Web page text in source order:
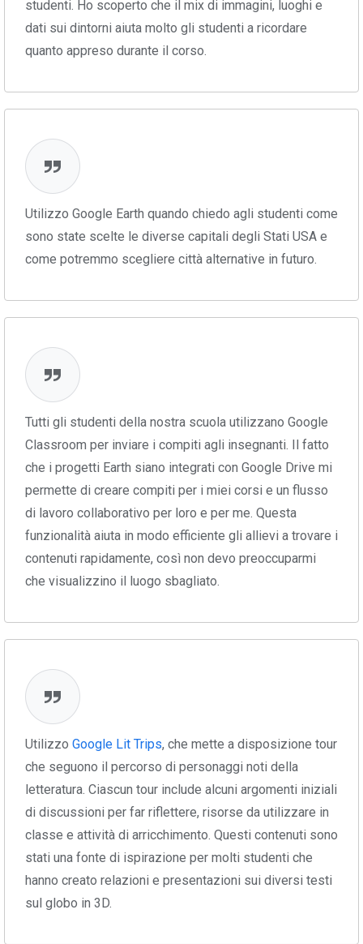
studenti. Ho scoperto che il mix di immagini, luoghi e
dati sui dintorni aiuta molto gli studenti a ricordare
quanto appreso durante il corso.
Utilizzo Google Earth quando chiedo agli studenti come
sono state scelte le diverse capitali degli Stati USA e
come potremmo scegliere città alternative in futuro.
Tutti gli studenti della nostra scuola utilizzano Google
Classroom per inviare i compiti agli insegnanti. Il fatto
che i progetti Earth siano integrati con Google Drive mi
permette di creare compiti per i miei corsi e un flusso
di lavoro collaborativo per loro e per me. Questa
funzionalità aiuta in modo efficiente gli allievi a trovare i
contenuti rapidamente, così non devo preoccuparmi
che visualizzino il luogo sbagliato.
Utilizzo Google Lit Trips, che mette a disposizione tour
che seguono il percorso di personaggi noti della
letteratura. Ciascun tour include alcuni argomenti iniziali
di discussioni per far riflettere, risorse da utilizzare in
classe e attività di arricchimento. Questi contenuti sono
stati una fonte di ispirazione per molti studenti che
hanno creato relazioni e presentazioni sui diversi testi
sul globo in 3D.